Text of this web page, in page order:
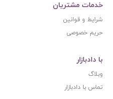
خدمات مشتریان
شرایط و قوانین
حریم خصوصی
با دادبازار
وبلاگ
تماس با دادبازار